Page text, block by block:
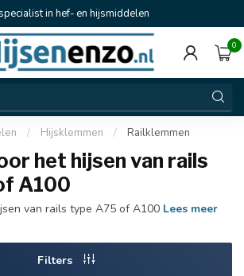
in hef- en hijsmiddelen
0
/ Hijsklemmen / Railklemmen
het hijsen van rails
A100
van rails type A75 of A100 Lees meer
Filters